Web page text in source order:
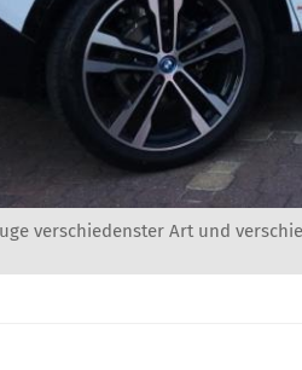
verschiedenster Art und